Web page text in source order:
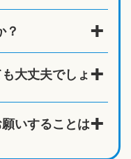
？
大丈夫でしょ
いすることは